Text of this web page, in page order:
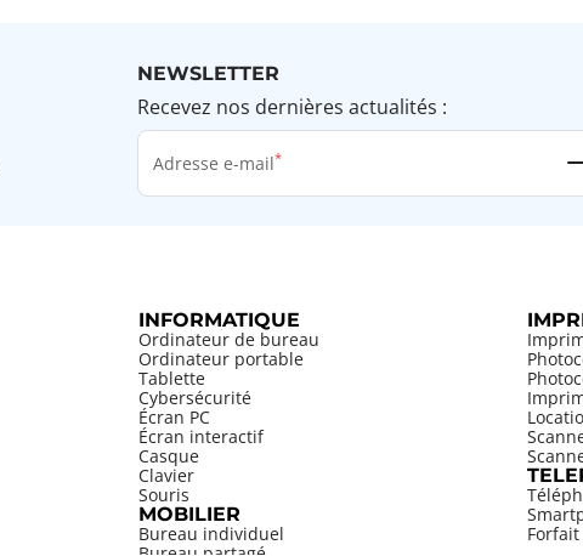
NEWSLETTER
Recevez nos dernières actualités :
Adresse e-mail
INFORMATIQUE
Ordinateur de bureau
Ordinateur portable
Tablette
Cybersécurité
Écran PC
Écran interactif
Casque
Clavier
Souris
MOBILIER
Bureau individuel